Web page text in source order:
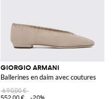
GIORGIO ARMANI
Ballerines en daim avec coutures
690,00 €